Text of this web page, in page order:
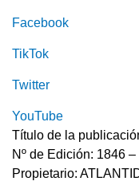
Facebook
TikTok
Twitter
YouTube
Título de la
Nº de Edición: 1846
Propietario: